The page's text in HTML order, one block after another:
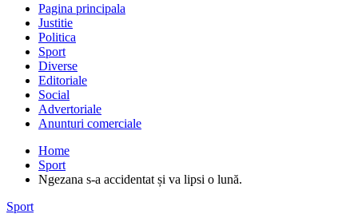
Pagina principala
Justitie
Politica
Sport
Diverse
Editoriale
Social
Advertoriale
Anunturi comerciale
Home
Sport
Ngezana s-a accidentat și va lipsi o lună.
Sport